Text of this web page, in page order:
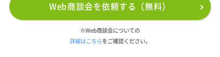
Web商談会を依頼する（無料）
※Web商談会についての
詳細はこちらをご確認ください。